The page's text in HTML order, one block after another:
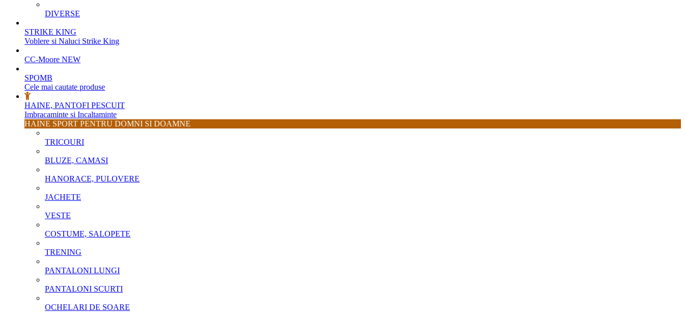
DIVERSE
STRIKE KING
Voblere si Naluci Strike King
CC-Moore NEW
SPOMB
Cele mai cautate produse
HAINE, PANTOFI PESCUIT
Imbracaminte si Incaltaminte
HAINE SPORT PENTRU DOMNI SI DOAMNE
TRICOURI
BLUZE, CAMASI
HANORACE, PULOVERE
JACHETE
VESTE
COSTUME, SALOPETE
TRENING
PANTALONI LUNGI
PANTALONI SCURTI
OCHELARI DE SOARE